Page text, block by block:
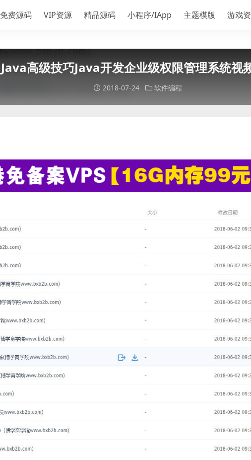
免费源码 VIP资源 精品源码 小程序/IApp 主题模版 游戏
Java高级技巧Java开发企业级权限管理系统视
2018-07-24 软件编程